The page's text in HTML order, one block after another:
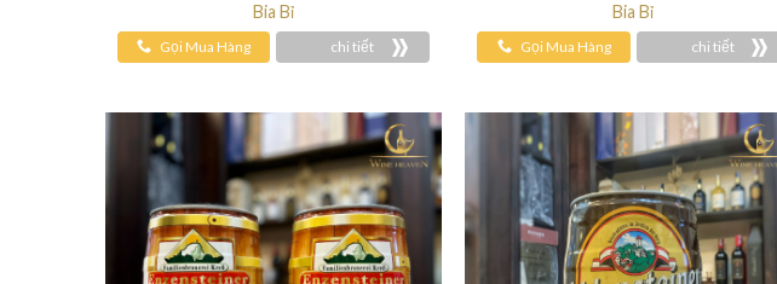
Bia Bỉ
Gọi Mua Hàng chi tiết
Bia Bỉ
Gọi Mua Hàng chi tiết